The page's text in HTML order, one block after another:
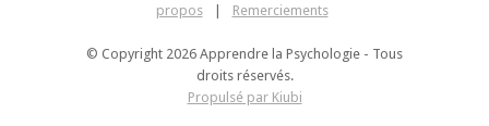
propos
| Remerciements
© Copyright 2026 Apprendre la Psychologie - Tous
droits réservés.
Propulsé par Kiubi